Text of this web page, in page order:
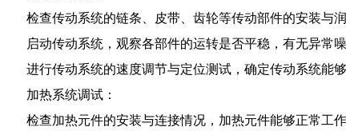
检查传动系统的链条、皮带、齿轮等传动部件的安装与润
启动传动系统，观察各部件的运转是否平稳，有无异常噪
进行传动系统的速度调节与定位测试，确定传动系统能
加热系统调试：
检查加热元件的安装与连接情况，加热元件能够正常工作